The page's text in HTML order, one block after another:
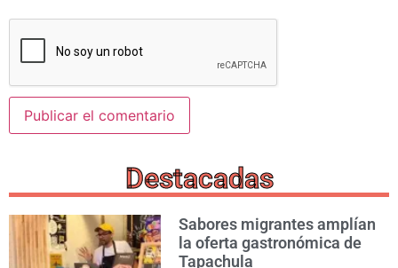
Destacadas
Sabores migrantes amplían
la oferta gastronómica de
Tapachula